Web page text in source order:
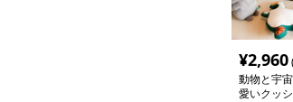
¥2,960
動物と宇
愛いクッ